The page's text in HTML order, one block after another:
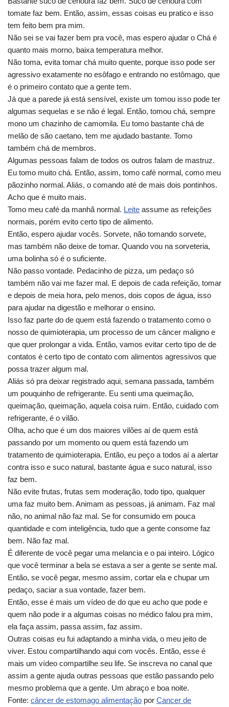
tomate faz bem. Então, assim, essas coisas eu pratico e isso
tem feito bem pra mim.
Não sei se vai fazer bem pra você, mas espero ajudar o Chá é
quanto mais morno, baixa temperatura melhor.
Não toma, evita tomar chá muito quente, porque isso pode ser
agressivo exatamente no esôfago e entrando no estômago, que
é o primeiro contato que a gente tem.
Já que a parede já está sensível, existe um tomou isso pode ter
algumas sequelas e se não é legal. Então, tomou chá, sempre
mono um chazinho de camomila. Eu tomo bastante chá de
melão de são caetano, tem me ajudado bastante. Tomo
também chá de membros.
Algumas pessoas falam de todos os outros falam de mastruz.
Eu tomo muito chá. Então, assim, tomo café normal, como meu
pãozinho normal. Aliás, o comando até de mais dois pontinhos.
Acho que é muito mais.
Tomo meu café da manhã normal. Leite assume as refeições
normais, porém evito certo tipo de alimento.
Então, espero ajudar vocês. Sorvete, não tomando sorvete,
mas também não deixe de tomar. Quando vou na sorveteria,
uma bolinha só é o suficiente.
Não passo vontade. Pedacinho de pizza, um pedaço só
também não vai me fazer mal. E depois de cada refeição, tomar
e depois de meia hora, pelo menos, dois copos de água, isso
para ajudar na digestão e melhorar o ensino.
Isso faz parte do de quem está fazendo o tratamento como o
nosso de quimioterapia, um processo de um câncer maligno e
que quer prolongar a vida. Então, vamos evitar certo tipo de de
contatos é certo tipo de contato com alimentos agressivos que
possa trazer algum mal.
Aliás só pra deixar registrado aqui, semana passada, também
um pouquinho de refrigerante. Eu senti uma queimação,
queimação, queimação, aquela coisa ruim. Então, cuidado com
refrigerante, é o vilão.
Olha, acho que é um dos maiores vilões aí de quem está
passando por um momento ou quem está fazendo um
tratamento de quimioterapia. Então, eu peço a todos aí a alertar
contra isso e suco natural, bastante água e suco natural, isso
faz bem.
Não evite frutas, frutas sem moderação, todo tipo, qualquer
uma faz muito bem. Animam as pessoas, já animam. Faz mal
não, no animal não faz mal. Se for consumido em pouca
quantidade e com inteligência, tudo que a gente consome faz
bem. Não faz mal.
É diferente de você pegar uma melancia e o pai inteiro. Lógico
que você terminar a bela se estava a ser a gente se sente mal.
Então, se você pegar, mesmo assim, cortar ela e chupar um
pedaço, saciar a sua vontade, fazer bem.
Então, esse é mais um vídeo de do que eu acho que pode e
quem não pode ir a algumas coisas no médico falou pra mim,
ela faça assim, passa assim, faz assim.
Outras coisas eu fui adaptando a minha vida, o meu jeito de
viver. Estou compartilhando aqui com vocês. Então, esse é
mais um vídeo compartilhe seu life. Se inscreva no canal que
assim a gente ajuda outras pessoas que estão passando pelo
mesmo problema que a gente. Um abraço e boa noite.
Fonte: câncer de estomago alimentação por Cancer de